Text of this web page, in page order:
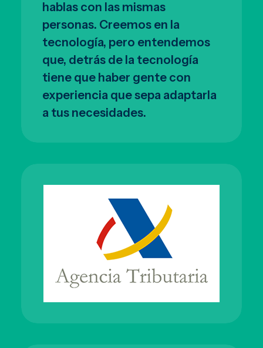
hablas con las mismas
personas. Creemos en la
tecnología, pero entendemos
que, detrás de la tecnología
tiene que haber gente con
experiencia que sepa adaptarla
a tus necesidades.